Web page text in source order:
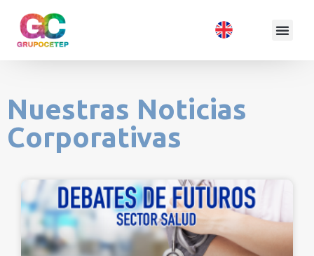
Nuestras Noticias
Corporativas